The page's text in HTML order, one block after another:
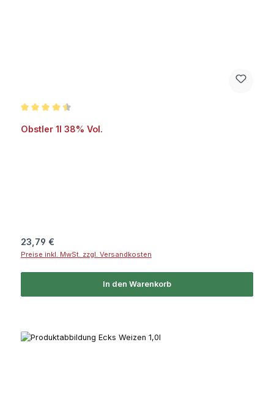
Obstler 1l 38% Vol.
Regulärer Preis:
23,79 €
Preise inkl. MwSt. zzgl. Versandkosten
In den Warenkorb